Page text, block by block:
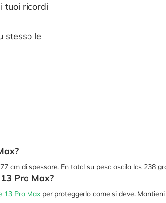
tuoi ricordi
stesso le
cm di spessore. En total su peso oscila los 238
Pro Max?
13 Pro Max per proteggerlo come si deve.